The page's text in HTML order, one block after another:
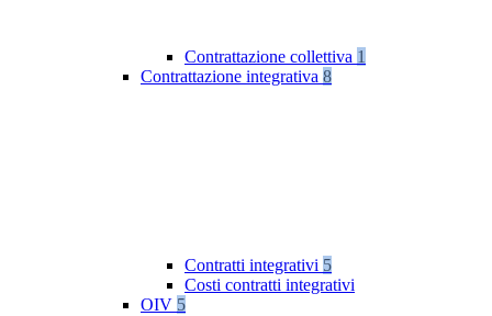
Contrattazione collettiva 1
Contrattazione integrativa 8
Contratti integrativi 5
Costi contratti integrativi
OIV 5